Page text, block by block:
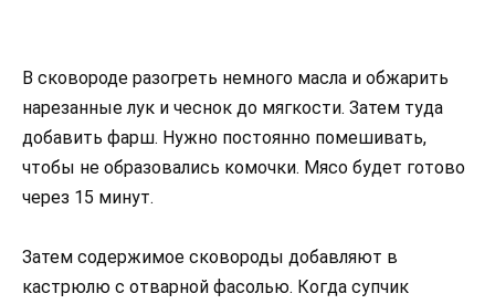
В сковороде разогреть немного масла и обжарить
нарезанные лук и чеснок до мягкости. Затем туда
добавить фарш. Нужно постоянно помешивать,
чтобы не образовались комочки. Мясо будет готово
через 15 минут.
Затем содержимое сковороды добавляют в
кастрюлю с отварной фасолью. Когда супчик